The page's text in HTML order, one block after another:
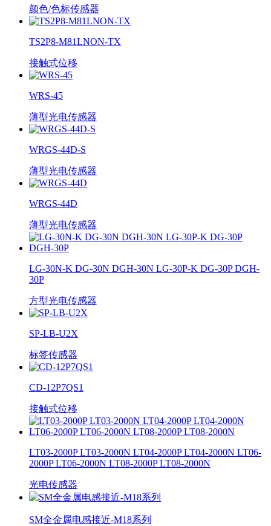
颜色/色标传感器
TS2P8-M81LNON-TX
接触式位移
WRS-45
薄型光电传感器
WRGS-44D-S
薄型光电传感器
WRGS-44D
薄型光电传感器
LG-30N-K DG-30N DGH-30N LG-30P-K DG-30P DGH-
30P
方型光电传感器
SP-LB-U2X
标签传感器
CD-12P7QS1
接触式位移
LT03-2000P LT03-2000N LT04-2000P LT04-2000N LT06-
2000P LT06-2000N LT08-2000P LT08-2000N
光电传感器
SM全金属电感接近-M18系列